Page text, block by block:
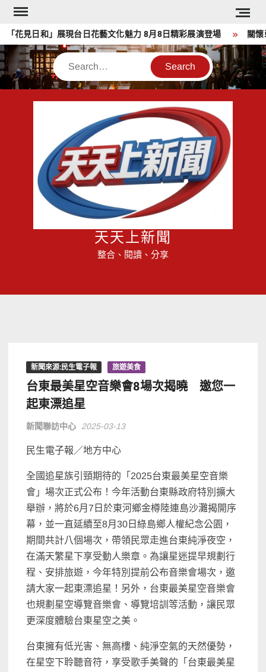
Skip
content
見日和」展現台日花藝文化魅力 8月8日精彩展演登場 關懷弱
Search
天天上新聞
整合、閱讀、分享
新聞來源:民生電子報 旅遊美食
台東最美星空音樂會8場次揭曉 邀您一
起東漂追星
新聞聯訪中心 2025-03-13
民生電子報／地方中心
全國追星族引頸期待的「2025台東最美星空音樂
會」場次正式公布！今年活動台東縣政府特別擴大
舉辦，將於6月7日於東河鄉金樽陸連島沙灘揭開序
幕，並一直延續至8月30日綠島鄉人權紀念公園，
期間共計八個場次，帶領民眾走進台東純淨夜空，
在滿天繁星下享受動人樂章。為讓星迷提早規劃行
程、安排旅遊，今年特別提前公布音樂會場次，邀
請大家一起東漂追星！另外，台東最美星空音樂會
也規劃星空導覽音樂會、導覽培訓等活動，讓民眾
更深度體驗台東星空之美。
台東擁有低光害、無高樓、純淨空氣的天然優勢，
在星空下聆聽音符，享受歌手美聲的「台東最美星